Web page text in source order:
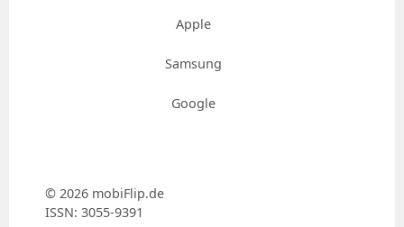
Apple
Samsung
Google
© 2026 mobiFlip.de
ISSN: 3055-9391